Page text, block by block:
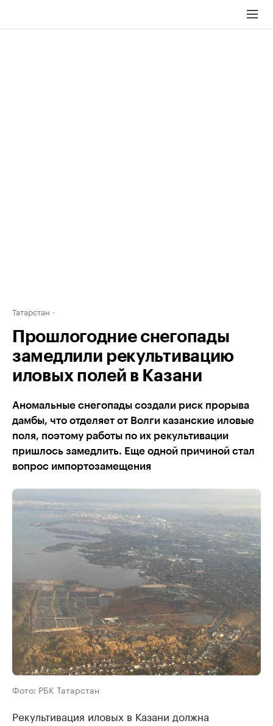
Татарстан
Прошлогодние снегопады
замедлили рекультивацию
иловых полей в Казани
Аномальные снегопады создали риск прорыва
дамбы, что отделяет от Волги казанские иловые
поля, поэтому работы по их рекультивации
пришлось замедлить. Еще одной причиной стал
вопрос импортозамещения
Фото: РБК Татарстан
Рекультивация иловых в Казани должна